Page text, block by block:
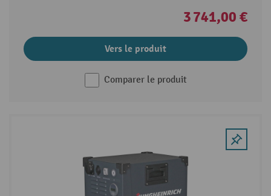
3 741,00 €
Vers le produit
Comparer le produit